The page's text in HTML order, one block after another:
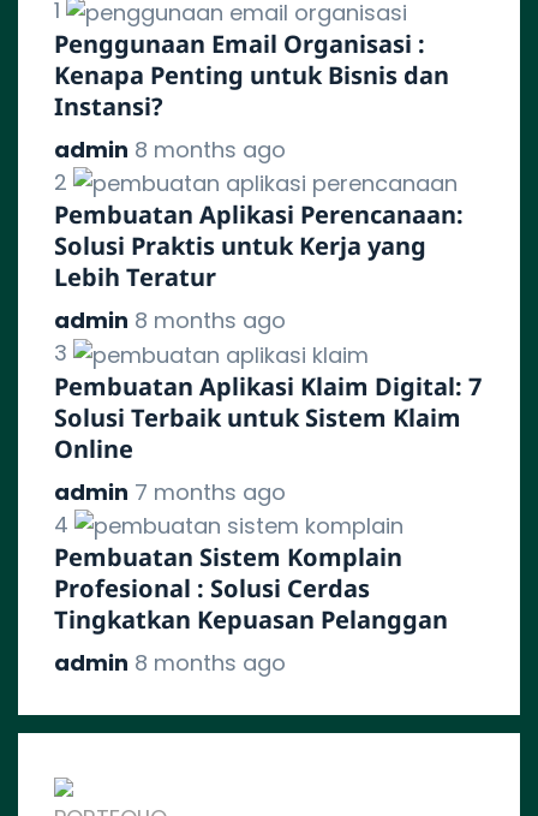
1
Penggunaan Email Organisasi :
Kenapa Penting untuk Bisnis dan
Instansi?
admin 8 months ago
2
Pembuatan Aplikasi Perencanaan:
Solusi Praktis untuk Kerja yang
Lebih Teratur
admin 8 months ago
3
Pembuatan Aplikasi Klaim Digital: 7
Solusi Terbaik untuk Sistem Klaim
Online
admin 7 months ago
4
Pembuatan Sistem Komplain
Profesional : Solusi Cerdas
Tingkatkan Kepuasan Pelanggan
admin 8 months ago